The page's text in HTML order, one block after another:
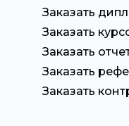
Заказать
Заказать
Заказать
Заказать
Заказать